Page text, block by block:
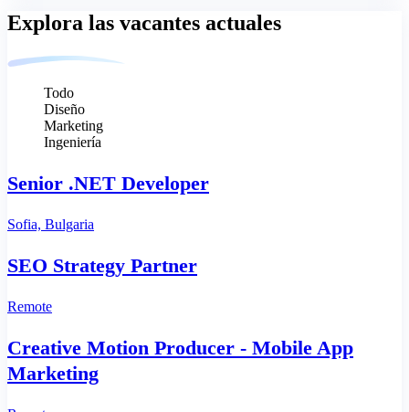
Explora las vacantes actuales
Todo
Diseño
Marketing
Ingeniería
Senior .NET Developer
Sofia, Bulgaria
SEO Strategy Partner
Remote
Creative Motion Producer - Mobile App
Marketing